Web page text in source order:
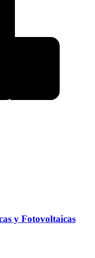
y Fotovoltaicas